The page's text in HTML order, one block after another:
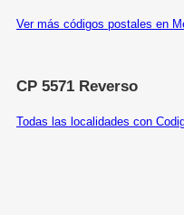
Ver más códigos postales en
CP 5571 Reverso
Todas las localidades con